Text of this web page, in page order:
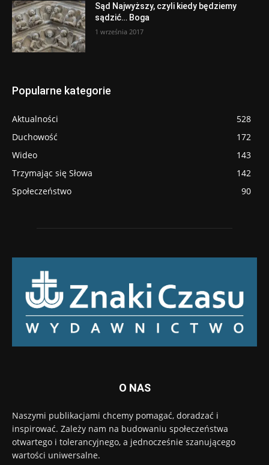
Sąd Najwyższy, czyli kiedy będziemy
sądzić… Boga
1 września 2017
Popularne kategorie
Aktualności
528
Duchowość
172
Wideo
143
Trzymając się Słowa
142
Społeczeństwo
90
O NAS
Naszymi publikacjami chcemy pomagać, doradzać i
inspirować. Zależy nam na budowaniu społeczeństwa
otwartego i tolerancyjnego, a jednocześnie szanującego
wartości uniwersalne.